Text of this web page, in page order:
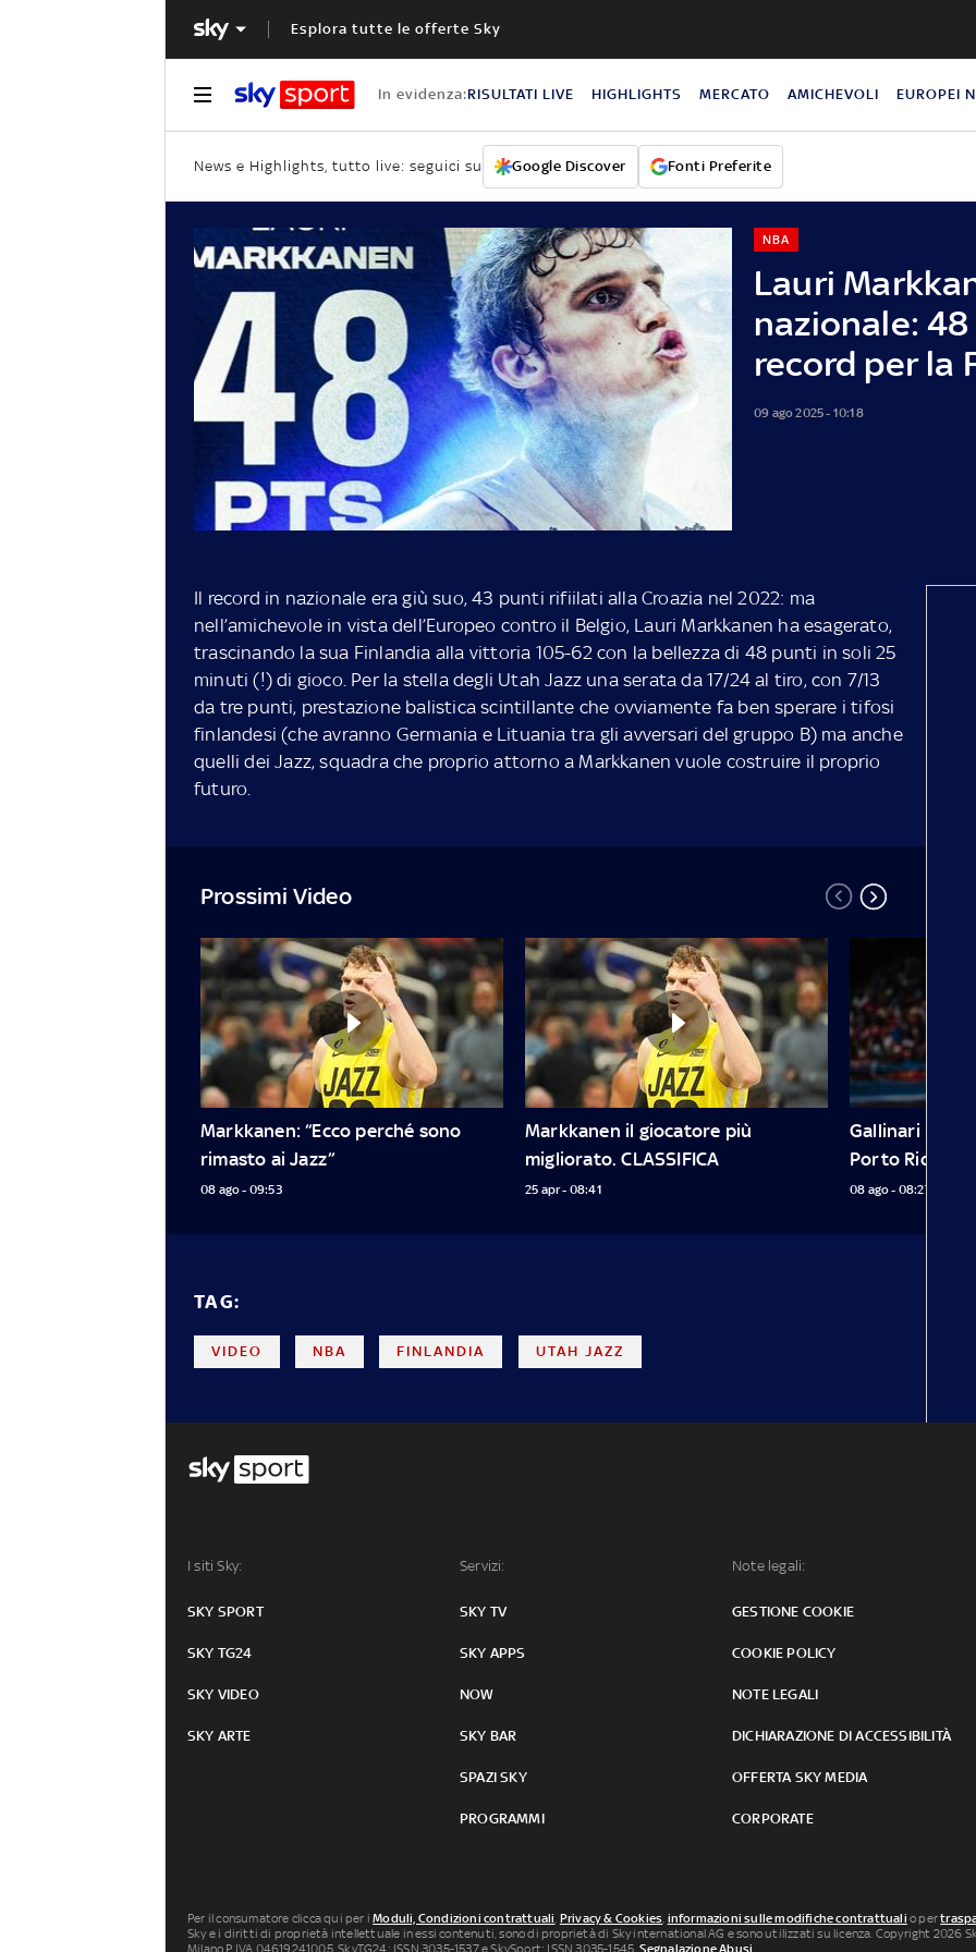
Esplora tutte le offerte Sky
In evidenza:RISULTATI LIVE HIGHLIGHTS MERCATO AMICHEVOLI EUROPEI
News e Highlights, tutto live: seguici su Google Discover Fonti Preferite
Lauri
nazionale:
record per la
NBA
09 ago 2025 - 10:18
Il record in nazionale era giù suo, 43 punti rifiilati alla Croazia nel 2022: ma
nell’amichevole in vista dell’Europeo contro il Belgio, Lauri Markkanen ha esagerato,
trascinando la sua Finlandia alla vittoria 105-62 con la bellezza di 48 punti in soli 25
minuti (!) di gioco. Per la stella degli Utah Jazz una serata da 17/24 al tiro, con 7/13
da tre punti, prestazione balistica scintillante che ovviamente fa ben sperare i tifosi
finlandesi (che avranno Germania e Lituania tra gli avversari del gruppo B) ma anche
quelli dei Jazz, squadra che proprio attorno a Markkanen vuole costruire il proprio
futuro.
Prossimi Video
Markkanen: “Ecco perché sono
rimasto ai Jazz”
08 ago - 09:53
Markkanen il giocatore più
migliorato. CLASSIFICA
25 apr - 08:41
Gallinari
Porto Rico
08 ago - 08:27
TAG:
VIDEO NBA FINLANDIA UTAH JAZZ
I siti Sky:
SKY SPORT
SKY TG24
SKY VIDEO
SKY ARTE
Servizi:
SKY TV
SKY APPS
NOW
SKY BAR
SPAZI SKY
PROGRAMMI
Note legali:
GESTIONE COOKIE
COOKIE POLICY
NOTE LEGALI
DICHIARAZIONE DI ACCESSIBILITÀ
OFFERTA SKY MEDIA
CORPORATE
Per il consumatore clicca qui per iModuli, Condizioni contrattuali, Privacy & Cookies, informazioni sulle modifiche contrattuali o per
Sky e i diritti di proprietà intellettuale in essi contenuti, sono di proprietà di Sky international AG e sono utilizzati su licenza. Copyright 2026
Milano P.IVA 04619241005. SkyTG24: ISSN 3035-1537 e SkySport: ISSN 3035-1545. Segnalazione Abusi